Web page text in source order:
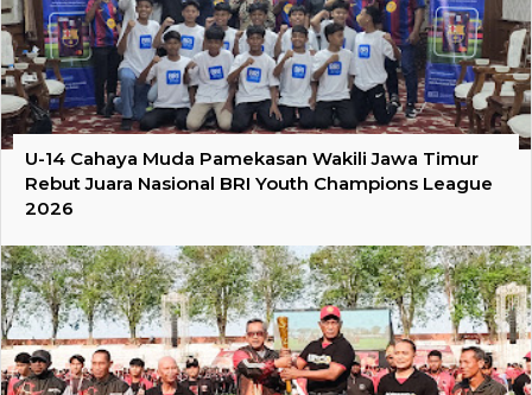
U-14 Cahaya Muda Pamekasan Wakili Jawa Timur
Rebut Juara Nasional BRI Youth Champions League
2026